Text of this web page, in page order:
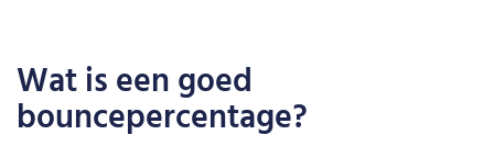
Wat is een goed
bouncepercentage?